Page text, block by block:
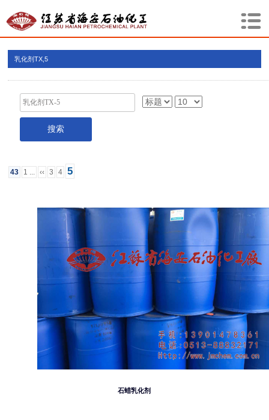
乳化剂TX,5
43 1 ... ‹‹ 3 4 5
石蜡乳化剂